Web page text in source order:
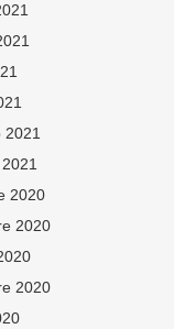
2021
2020
2020
2020